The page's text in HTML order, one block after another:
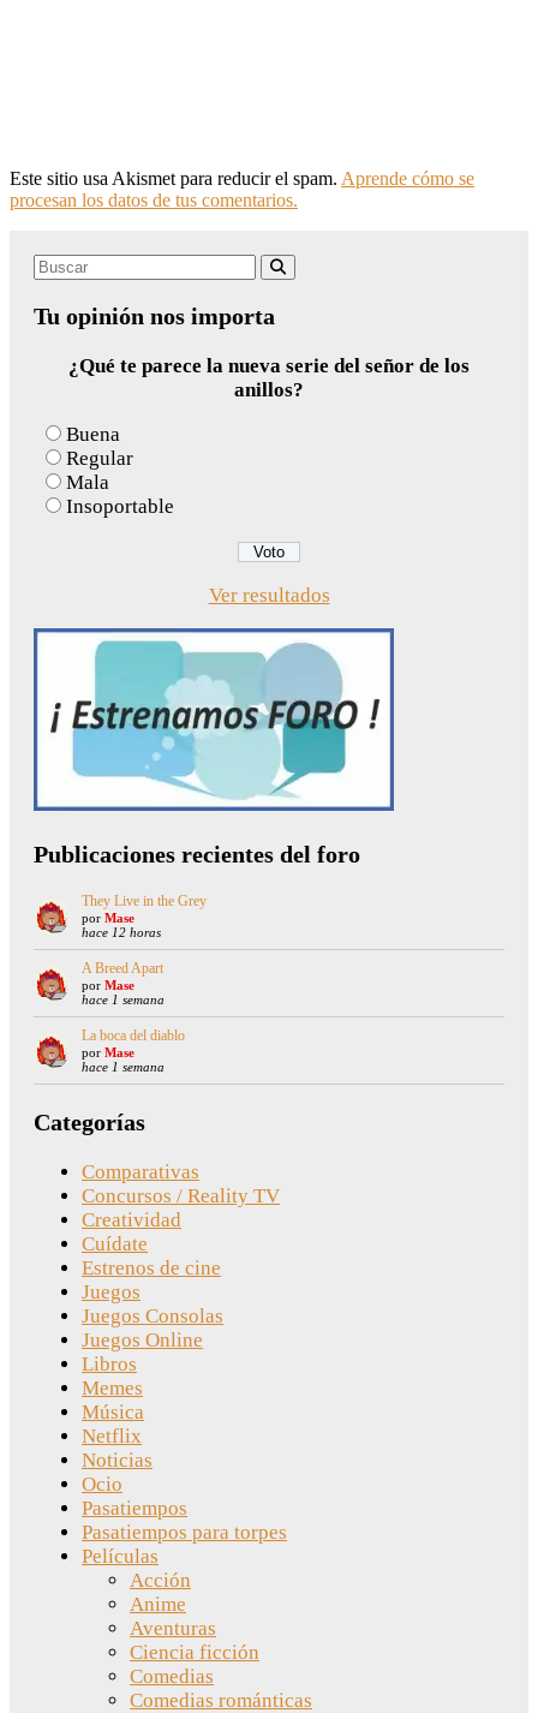
Este sitio usa Akismet para reducir el spam. Aprende cómo se
procesan los datos de tus comentarios.
Search
Tu opinión nos importa
¿Qué te parece la nueva serie del señor de los
anillos?
Buena
Regular
Mala
Insoportable
Ver resultados
Publicaciones recientes del foro
They Live in the Grey
por Mase
hace 12 horas
A Breed Apart
por Mase
hace 1 semana
La boca del diablo
por Mase
hace 1 semana
Categorías
Comparativas
Concursos / Reality TV
Creatividad
Cuídate
Estrenos de cine
Juegos
Juegos Consolas
Juegos Online
Libros
Memes
Música
Netflix
Noticias
Ocio
Pasatiempos
Pasatiempos para torpes
Películas
Acción
Anime
Aventuras
Ciencia ficción
Comedias
Comedias románticas